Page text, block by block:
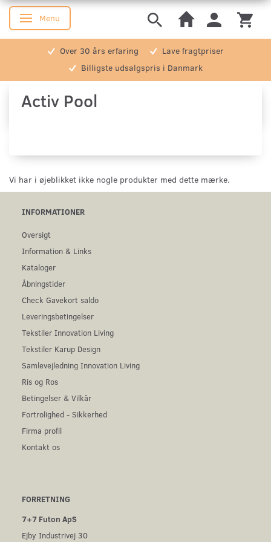
Skifte navigation
Menu
Over 30 års erfaring
Lave fragtpriser
Billigste udsalgspris i Danmark
Activ Pool
Vi har i øjeblikket ikke nogle produkter med dette mærke.
INFORMATIONER
Oversigt
Information & Links
Kataloger
Åbningstider
Check Gavekort saldo
Leveringsbetingelser
Tekstiler Innovation Living
Tekstiler Karup Design
Samlevejledning Innovation Living
Ris og Ros
Betingelser & Vilkår
Fortrolighed - Sikkerhed
Firma profil
Kontakt os
FORRETNING
7+7 Futon ApS
Ejby Industrivej 30